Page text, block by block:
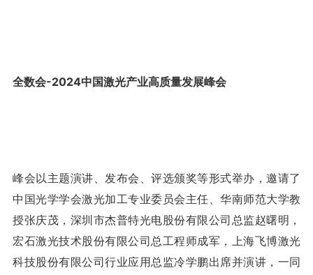
全数会-2024中国激光产业高质量发展峰会
峰会以主题演讲、发布会、评选颁奖等形式举办，邀请了
中国光学学会激光加工专业委员会主任、华南师范大学教
授张庆茂，深圳市杰普特光电股份有限公司总监赵曙明，
宏石激光技术股份有限公司总工程师成军，上海飞博激光
科技股份有限公司行业应用总监冷学鹏出席并演讲，一同